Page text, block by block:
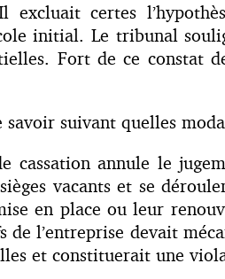
certes
initial. Le tribunal
Fort de ce
suivant quelles
cassation annule le
vacants et se
en place ou leur
l’entreprise devait
et constituerait une